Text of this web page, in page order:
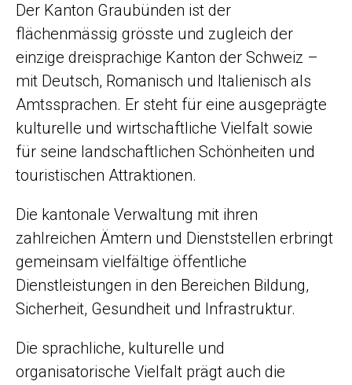
Der Kanton Graubünden ist der
flächenmässig grösste und zugleich der
einzige dreisprachige Kanton der Schweiz –
mit Deutsch, Romanisch und Italienisch als
Amtssprachen. Er steht für eine ausgeprägte
kulturelle und wirtschaftliche Vielfalt sowie
für seine landschaftlichen Schönheiten und
touristischen Attraktionen.
Die kantonale Verwaltung mit ihren
zahlreichen Ämtern und Dienststellen erbringt
gemeinsam vielfältige öffentliche
Dienstleistungen in den Bereichen Bildung,
Sicherheit, Gesundheit und Infrastruktur.
Die sprachliche, kulturelle und
organisatorische Vielfalt prägt auch die